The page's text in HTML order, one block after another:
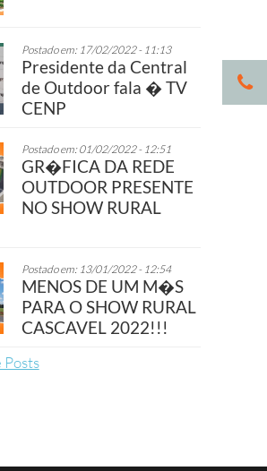
Postado em: 17/02/2022 - 11:13
Presidente da Central
de Outdoor fala � TV
CENP
Postado em: 01/02/2022 - 12:51
GR�FICA DA REDE
OUTDOOR PRESENTE
NO SHOW RURAL
Postado em: 13/01/2022 - 12:54
MENOS DE UM M�S
PARA O SHOW RURAL
CASCAVEL 2022!!!